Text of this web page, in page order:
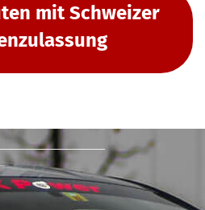
mit Schweizer